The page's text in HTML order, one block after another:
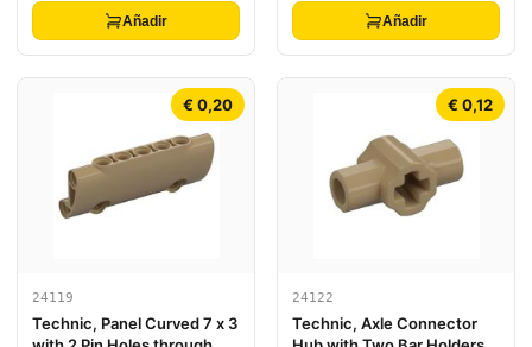
Añadir Añadir
€ 0,20
24119
Technic, Panel Curved 7 x 3
€ 0,12
24122
Technic, Axle Connector